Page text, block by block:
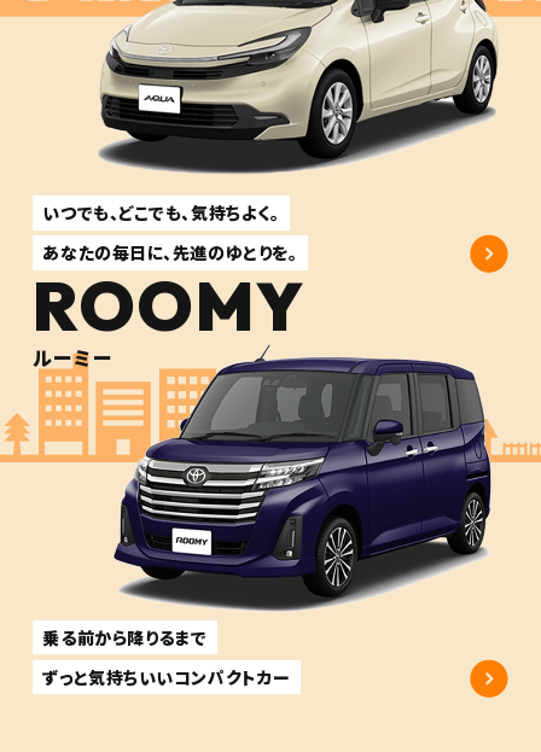
いつでも、どこでも、気持ちよく。
あなたの毎日に、先進のゆとりを。
ROOMY
ルーミー
乗る前から降りるまで
ずっと気持ちいいコンパクトカー